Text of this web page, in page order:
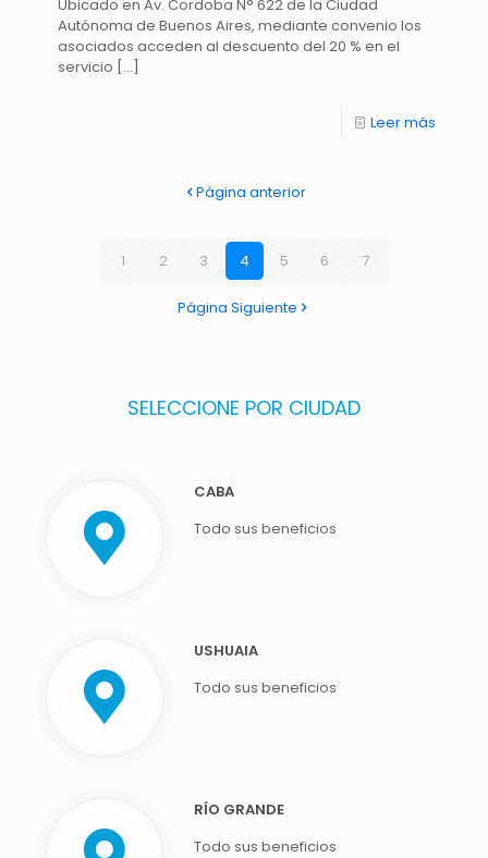
Ubicado en Av. Cordoba N° 622 de la Ciudad
Autónoma de Buenos Aires, mediante convenio los
asociados acceden al descuento del 20 % en el
servicio […]
Leer más
Página anterior
1 2 3 4 5 6 7
Página Siguiente
SELECCIONE POR CIUDAD
CABA
Todo sus beneficios
USHUAIA
Todo sus beneficios
RÍO GRANDE
Todo sus beneficios